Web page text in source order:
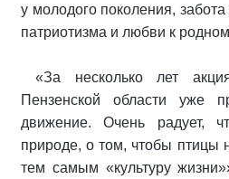
у молодого поколения,
патриотизма и любви к
«За несколько лет
Пензенской области уже
движение. Очень радует,
природе, о том, чтобы птицы
тем самым «культуру